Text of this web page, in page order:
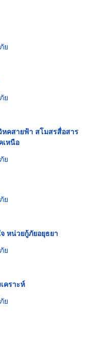
ย
ย
คสายฟ้า สโมสรสื่อสาร
หนือ
ย
ย
หน่วยกู้ภัยอยุธยา
ย
คราะห์
ย